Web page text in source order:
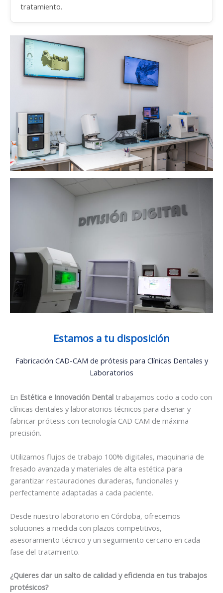
tratamiento.
Estamos a tu disposición
Fabricación CAD-CAM de prótesis para Clínicas Dentales y
Laboratorios
En Estética e Innovación Dental trabajamos codo a codo con
clínicas dentales y laboratorios técnicos para diseñar y
fabricar prótesis con tecnología CAD CAM de máxima
precisión.
Utilizamos flujos de trabajo 100% digitales, maquinaria de
fresado avanzada y materiales de alta estética para
garantizar restauraciones duraderas, funcionales y
perfectamente adaptadas a cada paciente.
Desde nuestro laboratorio en Córdoba, ofrecemos
soluciones a medida con plazos competitivos,
asesoramiento técnico y un seguimiento cercano en cada
fase del tratamiento.
¿Quieres dar un salto de calidad y eficiencia en tus trabajos
protésicos?